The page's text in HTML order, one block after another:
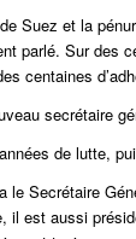
Suez et la
parlé. Sur des
centaines
secrétaire
de lutte,
le Secrétaire
il est aussi prési